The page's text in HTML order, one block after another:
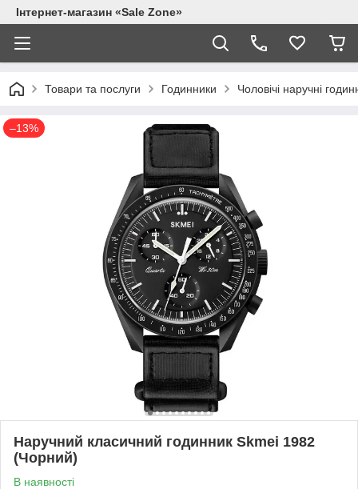
Інтернет-магазин «Sale Zone»
Товари та послуги Годинники Чоловічі наручні
–13%
Наручний класичний годинник Skmei 1982
(Чорний)
В наявності